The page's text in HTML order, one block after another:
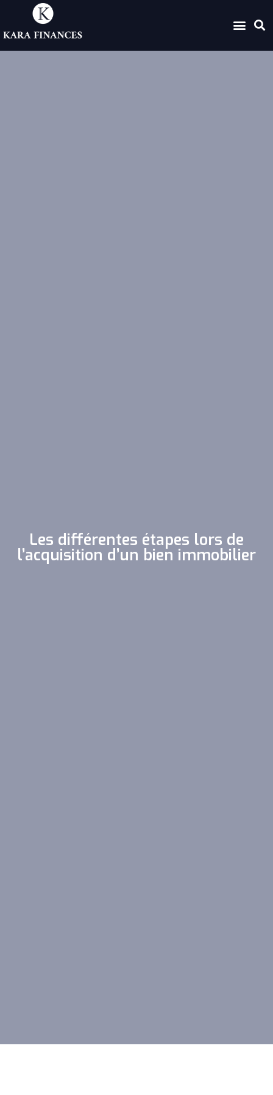
Les différentes étapes lors de
l’acquisition d’un bien immobilier